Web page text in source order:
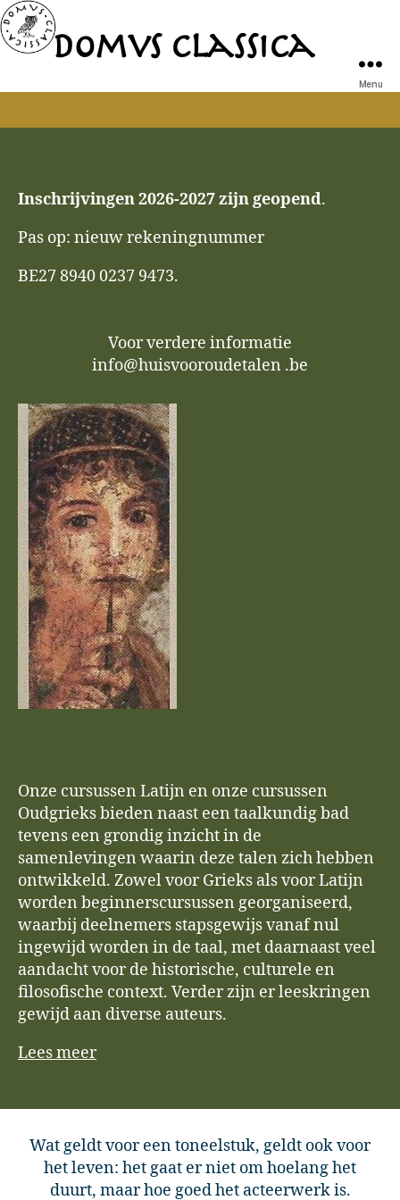
DomvsDomvs Classica
Menu
Inschrijvingen 2026-2027 zijn geopend.
Pas op: nieuw rekeningnummer
BE27 8940 0237 9473.
Voor verdere informatie
info@huisvooroudetalen .be
Onze cursussen Latijn en onze cursussen
Oudgrieks bieden naast een taalkundig bad
tevens een grondig inzicht in de
samenlevingen waarin deze talen zich hebben
ontwikkeld. Zowel voor Grieks als voor Latijn
worden beginnerscursussen georganiseerd,
waarbij deelnemers stapsgewijs vanaf nul
ingewijd worden in de taal, met daarnaast veel
aandacht voor de historische, culturele en
filosofische context. Verder zijn er leeskringen
gewijd aan diverse auteurs.
Lees meer
Wat geldt voor een toneelstuk, geldt ook voor
het leven: het gaat er niet om hoelang het
duurt, maar hoe goed het acteerwerk is.